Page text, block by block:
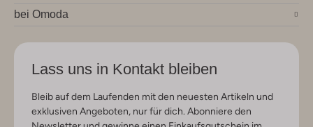
bei Omoda
Lass uns in Kontakt bleiben
Bleib auf dem Laufenden mit den neuesten Artikeln und
exklusiven Angeboten, nur für dich. Abonniere den